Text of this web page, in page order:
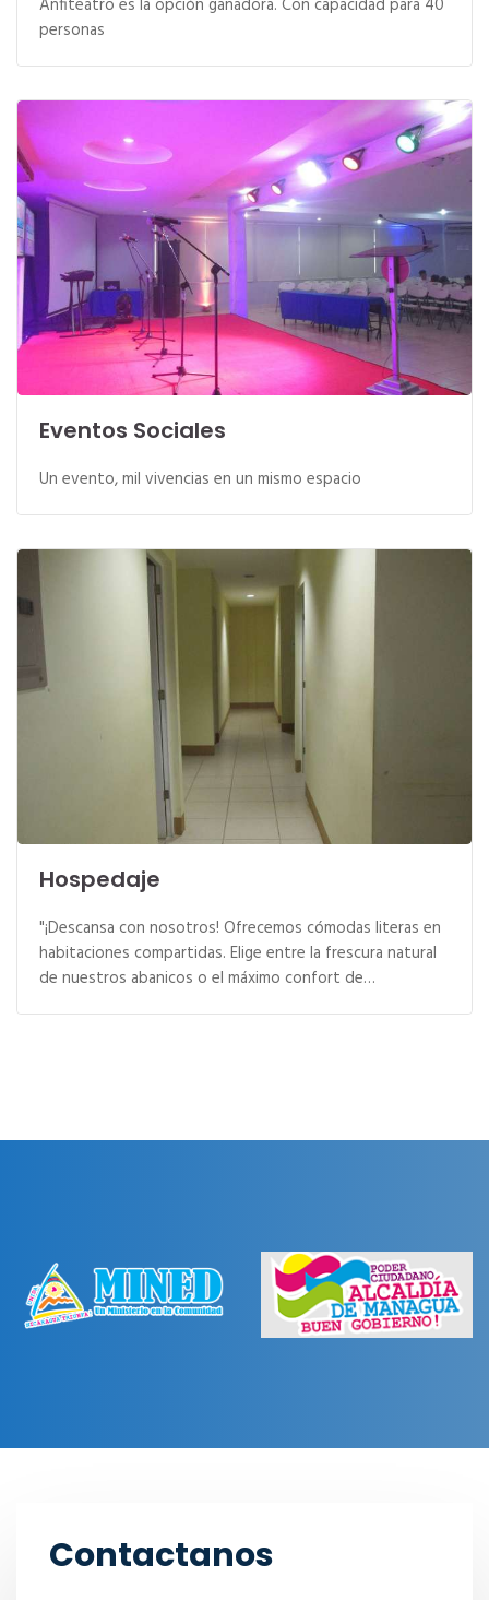
personas
Eventos Sociales
Un evento, mil vivencias en un mismo espacio
Hospedaje
"¡Descansa con nosotros! Ofrecemos cómodas literas en
habitaciones compartidas. Elige entre la frescura natural
de nuestros abanicos o el máximo confort de…
Contactanos